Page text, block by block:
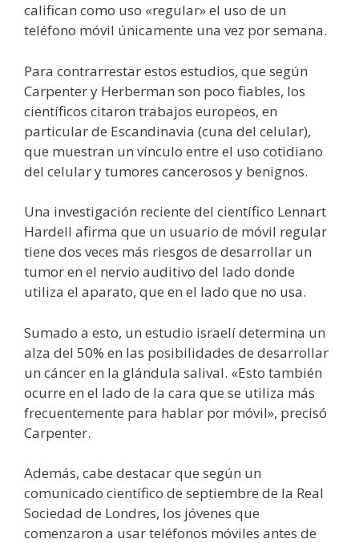
califican como uso «regular» el uso de un
teléfono móvil únicamente una vez por semana.
Para contrarrestar estos estudios, que según
Carpenter y Herberman son poco fiables, los
científicos citaron trabajos europeos, en
particular de Escandinavia (cuna del celular),
que muestran un vínculo entre el uso cotidiano
del celular y tumores cancerosos y benignos.
Una investigación reciente del científico Lennart
Hardell afirma que un usuario de móvil regular
tiene dos veces más riesgos de desarrollar un
tumor en el nervio auditivo del lado donde
utiliza el aparato, que en el lado que no usa.
Sumado a esto, un estudio israelí determina un
alza del 50% en las posibilidades de desarrollar
un cáncer en la glándula salival. «Esto también
ocurre en el lado de la cara que se utiliza más
frecuentemente para hablar por móvil», precisó
Carpenter.
Además, cabe destacar que según un
comunicado científico de septiembre de la Real
Sociedad de Londres, los jóvenes que
comenzaron a usar teléfonos móviles antes de